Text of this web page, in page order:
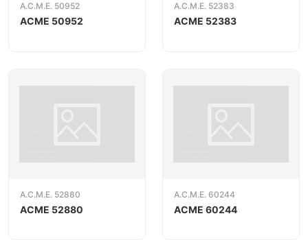
A.C.M.E. 50952
ACME 50952
A.C.M.E. 52383
ACME 52383
A.C.M.E. 52880
ACME 52880
A.C.M.E. 60244
ACME 60244